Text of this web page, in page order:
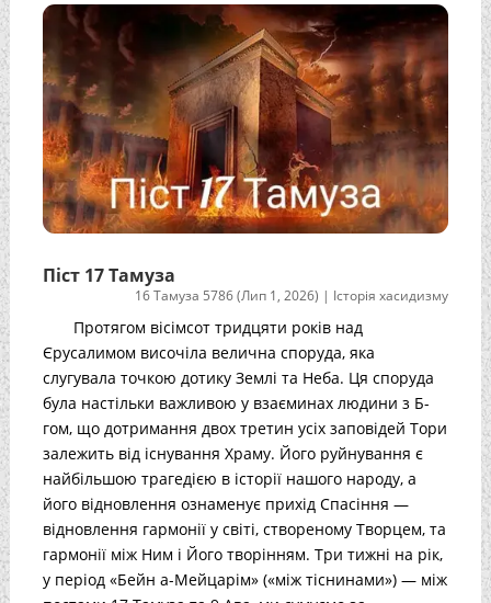
Піст 17 Тамуза
16 Тамуза 5786 (Лип 1, 2026) | Історія хасидизму
Протягом вісімсот тридцяти років над
Єрусалимом височіла велична споруда, яка
слугувала точкою дотику Землі та Неба. Ця споруда
була настільки важливою у взаєминах людини з Б-
гом, що дотримання двох третин усіх заповідей Тори
залежить від існування Храму. Його руйнування є
найбільшою трагедією в історії нашого народу, а
його відновлення ознаменує прихід Спасіння —
відновлення гармонії у світі, створеному Творцем, та
гармонії між Ним і Його творінням. Три тижні на рік,
у період «Бейн а-Мейцарім» («між тіснинами») — між